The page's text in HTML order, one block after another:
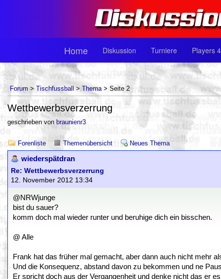
Home Diskussion Turniere Players
Forum > Tischfussball > Thema> Seite 2
Wettbewerbsverzerrung
geschrieben von braunienr3
Forenliste Themenübersicht Neues Thema
wiederspätdran
Re: Wettbewerbsverzerrung
12. November 2012 13:34
@NRWjunge
bist du sauer?
komm doch mal wieder runter und beruhige dich ein bisschen.
@ Alle
Frank hat das früher mal gemacht, aber dann auch nicht mehr
Und die Konsequenz, abstand davon zu bekommen und ne
Er spricht doch aus der Vergangenheit und denke nicht das er